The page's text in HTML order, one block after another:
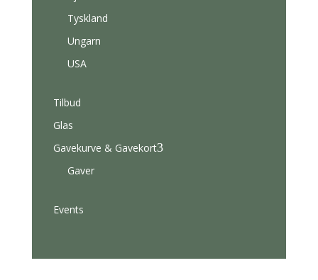
Tyskland
Ungarn
USA
Tilbud
Glas
Gavekurve & Gavekort3
Gaver
Events